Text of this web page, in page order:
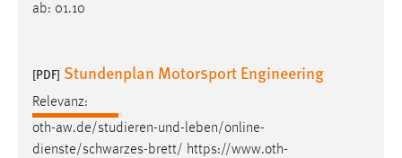
ab: 01.10
[PDF] Stundenplan Motorsport Engineering
Relevanz:
oth-aw.de/studieren-und-leben/online-
dienste/schwarzes-brett/ https://www.oth-
fe_user, be_user, be_lastLoginProvider
einloggen zu können.
Cookie Laufzeit:
24 Stunden